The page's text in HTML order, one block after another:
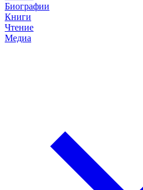
Биографии
Книги
Чтение
Медиа